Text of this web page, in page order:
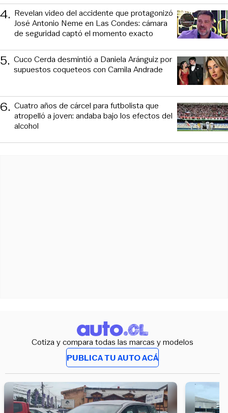
4. Revelan video del accidente que protagonizó
José Antonio Neme en Las Condes: cámara
de seguridad captó el momento exacto
5. Cuco Cerda desmintió a Daniela Aránguiz por
supuestos coqueteos con Camila Andrade
6. Cuatro años de cárcel para futbolista que
atropelló a joven: andaba bajo los efectos del
alcohol
Cotiza y compara todas las marcas y modelos
PUBLICA TU AUTO ACÁ